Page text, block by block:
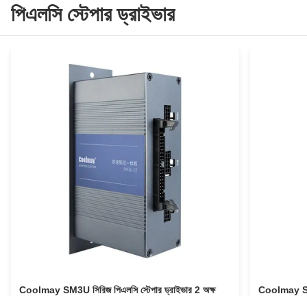
পিএলসি স্টেপার ড্রাইভার
Coolmay SM3U সিরিজ পিএলসি স্টেপার ড্রাইভার 2 অক্ষ
Coolmay